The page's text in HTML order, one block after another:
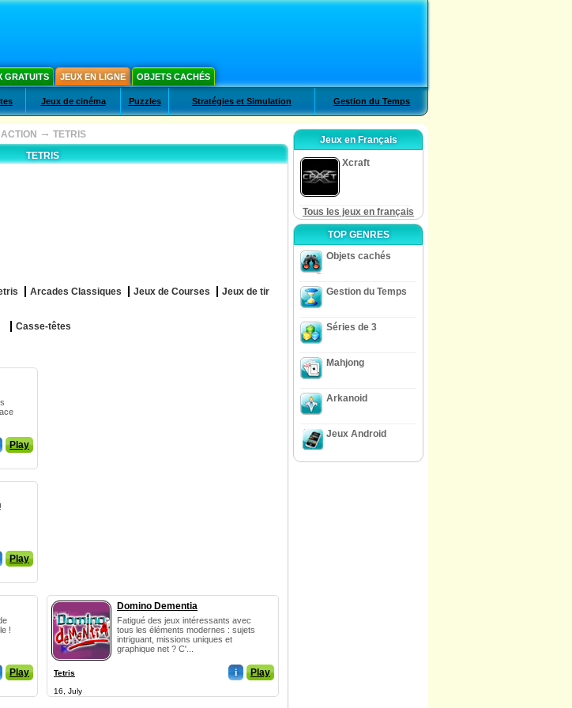
GRATUITS JEUX EN LIGNE OBJETS CACHÉS
Jeux de cinéma Puzzles Stratégies et Simulation Gestion du Temps
→ TETRIS
TETRIS
Arcades Classiques Jeux de Courses Jeux de tir
Casse-têtes
Play
Play
!
Play
Domino Dementia
Fatigué des jeux intéressants avec
tous les éléments modernes : sujets
intriguant, missions uniques et
graphique net ? C'...
Tetris i Play
16, July
Jeux en Français
Xcraft
Tous les jeux en français
TOP GENRES
Objets cachés
Gestion du Temps
Séries de 3
Mahjong
Arkanoid
Jeux Android